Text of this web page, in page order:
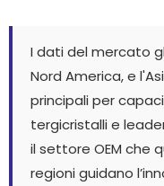
I dati del mercato
Nord America, e
principali per
tergicristalli e
il settore OEM che
regioni guidano